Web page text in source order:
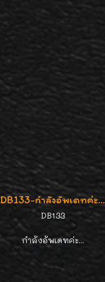
DB133-กำลังอัพเดทค่ะ...
DB133
กำลังอัพเดทค่ะ...